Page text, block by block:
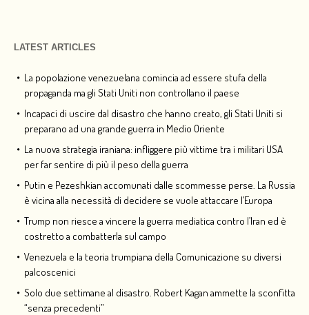
LATEST ARTICLES
La popolazione venezuelana comincia ad essere stufa della
propaganda ma gli Stati Uniti non controllano il paese
Incapaci di uscire dal disastro che hanno creato, gli Stati Uniti si
preparano ad una grande guerra in Medio Oriente
La nuova strategia iraniana: infliggere più vittime tra i militari USA
per far sentire di più il peso della guerra
Putin e Pezeshkian accomunati dalle scommesse perse. La Russia
è vicina alla necessità di decidere se vuole attaccare l’Europa
Trump non riesce a vincere la guerra mediatica contro l’Iran ed è
costretto a combatterla sul campo
Venezuela e la teoria trumpiana della Comunicazione su diversi
palcoscenici
Solo due settimane al disastro. Robert Kagan ammette la sconfitta
“senza precedenti”